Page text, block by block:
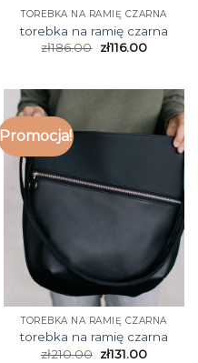
TOREBKA NA RAMIĘ CZARNA
torebka na ramię czarna
zł186.00 zł116.00
Promocja!
TOREBKA NA RAMIĘ CZARNA
torebka na ramię czarna
zł210.00 zł131.00